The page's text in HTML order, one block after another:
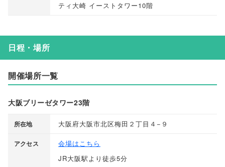
ティ大崎 イーストタワー10階
日程・場所
開催場所一覧
大阪ブリーゼタワー23階
所在地 大阪府大阪市北区梅田２丁目４−９
アクセス
会場はこちら
JR大阪駅より徒歩5分